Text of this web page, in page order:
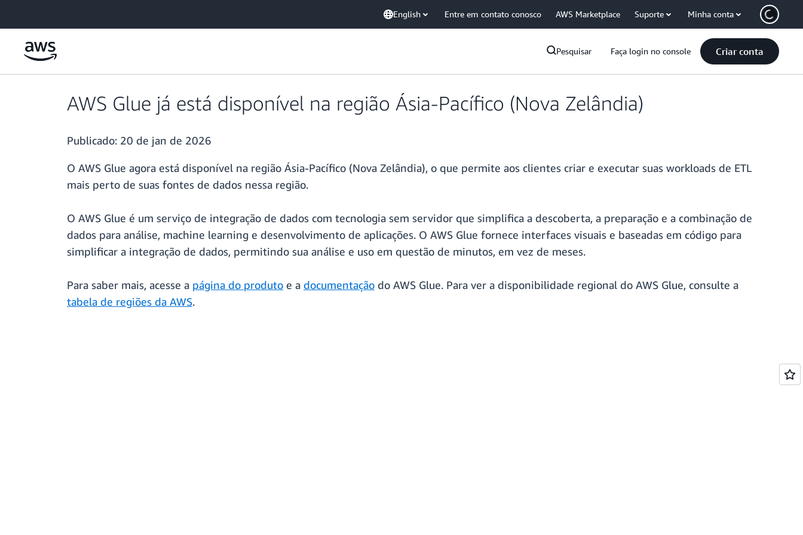
English Entre em contato conosco AWS Marketplace Suporte Minha conta
Pesquisar Faça login no console Criar conta
AWS Glue já está disponível na região Ásia-Pacífico (Nova Zelândia)
Publicado: 20 de jan de 2026
O AWS Glue agora está disponível na região Ásia-Pacífico (Nova Zelândia), o que permite aos clientes criar e executar suas workloads de ETL
mais perto de suas fontes de dados nessa região.
O AWS Glue é um serviço de integração de dados com tecnologia sem servidor que simplifica a descoberta, a preparação e a combinação de
dados para análise, machine learning e desenvolvimento de aplicações. O AWS Glue fornece interfaces visuais e baseadas em código para
simplificar a integração de dados, permitindo sua análise e uso em questão de minutos, em vez de meses.
Para saber mais, acesse a página do produto e a documentação do AWS Glue. Para ver a disponibilidade regional do AWS Glue, consulte a
tabela de regiões da AWS.